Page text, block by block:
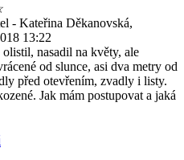
- Kateřina Děkanovská,
13:22
olistil, nasadil na květy, ale
od slunce, asi dva metry od
před otevřením, zvadly i listy.
Jak mám postupovat a jaká